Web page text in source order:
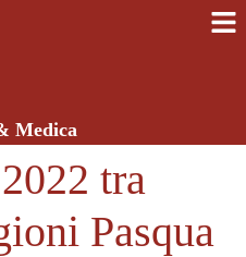
Medica
tra
Pasqua